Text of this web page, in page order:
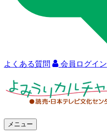
よくある質問 会員ログイン
メニュー